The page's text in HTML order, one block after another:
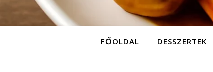
FŐOLDAL DESSZERTEK